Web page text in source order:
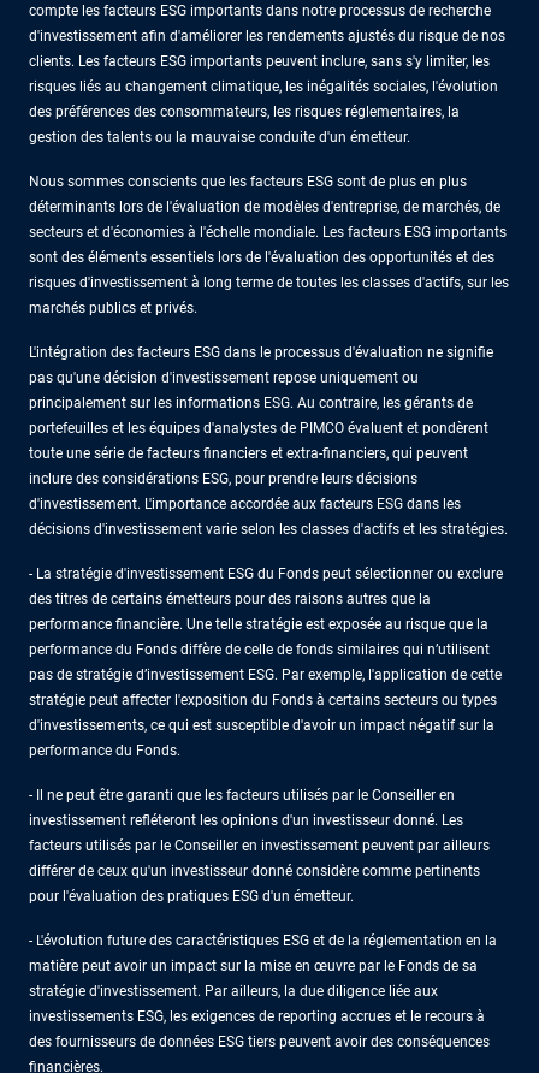
compte les facteurs ESG importants dans notre processus de recherche
d'investissement afin d'améliorer les rendements ajustés du risque de nos
clients. Les facteurs ESG importants peuvent inclure, sans s'y limiter, les
risques liés au changement climatique, les inégalités sociales, l'évolution
des préférences des consommateurs, les risques réglementaires, la
gestion des talents ou la mauvaise conduite d'un émetteur.
Nous sommes conscients que les facteurs ESG sont de plus en plus
déterminants lors de l'évaluation de modèles d'entreprise, de marchés, de
secteurs et d'économies à l'échelle mondiale. Les facteurs ESG importants
sont des éléments essentiels lors de l'évaluation des opportunités et des
risques d'investissement à long terme de toutes les classes d'actifs, sur les
marchés publics et privés.
L'intégration des facteurs ESG dans le processus d'évaluation ne signifie
pas qu'une décision d'investissement repose uniquement ou
principalement sur les informations ESG. Au contraire, les gérants de
portefeuilles et les équipes d'analystes de PIMCO évaluent et pondèrent
toute une série de facteurs financiers et extra-financiers, qui peuvent
inclure des considérations ESG, pour prendre leurs décisions
d'investissement. L'importance accordée aux facteurs ESG dans les
décisions d'investissement varie selon les classes d'actifs et les stratégies.
- La stratégie d'investissement ESG du Fonds peut sélectionner ou exclure
des titres de certains émetteurs pour des raisons autres que la
performance financière. Une telle stratégie est exposée au risque que la
performance du Fonds diffère de celle de fonds similaires qui n’utilisent
pas de stratégie d’investissement ESG. Par exemple, l'application de cette
stratégie peut affecter l'exposition du Fonds à certains secteurs ou types
d'investissements, ce qui est susceptible d'avoir un impact négatif sur la
performance du Fonds.
- Il ne peut être garanti que les facteurs utilisés par le Conseiller en
investissement refléteront les opinions d'un investisseur donné. Les
facteurs utilisés par le Conseiller en investissement peuvent par ailleurs
différer de ceux qu'un investisseur donné considère comme pertinents
pour l'évaluation des pratiques ESG d'un émetteur.
- L'évolution future des caractéristiques ESG et de la réglementation en la
matière peut avoir un impact sur la mise en œuvre par le Fonds de sa
stratégie d'investissement. Par ailleurs, la due diligence liée aux
investissements ESG, les exigences de reporting accrues et le recours à
des fournisseurs de données ESG tiers peuvent avoir des conséquences
financières.